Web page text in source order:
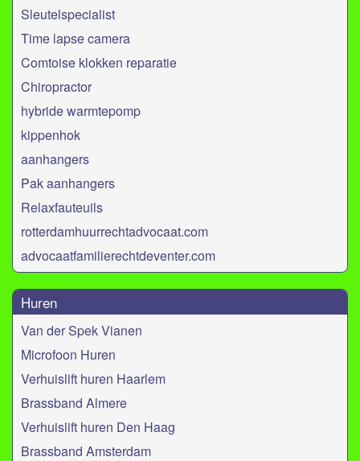
Sleutelspecialist
Time lapse camera
Comtoise klokken reparatie
Chiropractor
hybride warmtepomp
kippenhok
aanhangers
Pak aanhangers
Relaxfauteuils
rotterdamhuurrechtadvocaat.com
advocaatfamilierechtdeventer.com
Huren
Van der Spek Vianen
Microfoon Huren
Verhuislift huren Haarlem
Brassband Almere
Verhuislift huren Den Haag
Brassband Amsterdam